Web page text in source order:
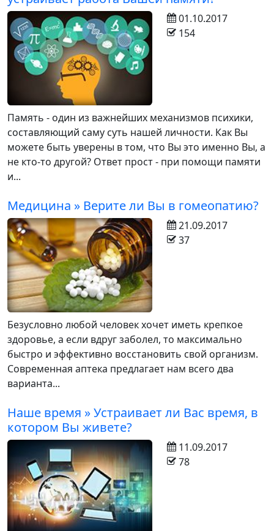
Память - один из важнейших механизмов психики,
составляющий саму суть нашей личности. Как Вы
можете быть уверены в том, что Вы это именно Вы, а
не кто-то другой? Ответ прост - при помощи памяти
и...
01.10.2017
154
Медицина » Верите ли Вы в гомеопатию?
Безусловно любой человек хочет иметь крепкое
здоровье, а если вдруг заболел, то максимально
быстро и эффективно восстановить свой организм.
Современная аптека предлагает нам всего два
варианта...
21.09.2017
37
Наше время » Устраивает ли Вас время, в
котором Вы живете?
11.09.2017
78